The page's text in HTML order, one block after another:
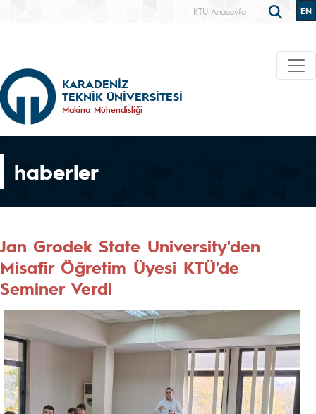
KTÜ Anasayfa EN
KARADENİZ
TEKNİK ÜNİVERSİTESİ
Makina Mühendisliği
haberler
Jan Grodek State University'den
Misafir Öğretim Üyesi KTÜ'de
Seminer Verdi